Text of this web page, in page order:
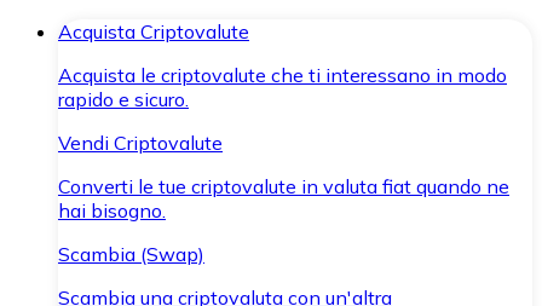
Acquista Criptovalute
Acquista le criptovalute che ti interessano in modo
rapido e sicuro.
Vendi Criptovalute
Converti le tue criptovalute in valuta fiat quando ne
hai bisogno.
Scambia (Swap)
Scambia una criptovaluta con un'altra